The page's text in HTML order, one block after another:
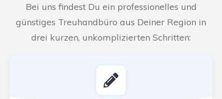
Bei uns findest Du ein professionelles und
günstiges Treuhandbüro aus Deiner Region in
drei kurzen, unkomplizierten Schritten: